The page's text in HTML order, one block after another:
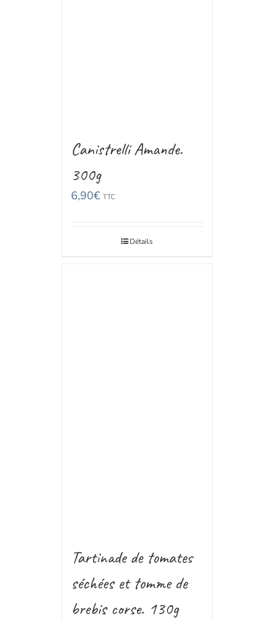
Canistrelli Amande.
300g
6,90€ TTC
Détails
Tartinade de tomates
séchées et tomme de
brebis corse. 130g